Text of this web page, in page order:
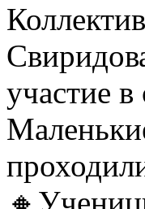
участие